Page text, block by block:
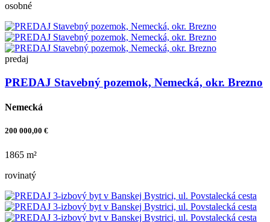
osobné
predaj
PREDAJ Stavebný pozemok, Nemecká, okr. Brezno
Nemecká
200 000,00 €
1865 m²
rovinatý